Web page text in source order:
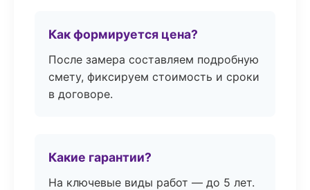
Как формируется цена?
После замера составляем подробную
смету, фиксируем стоимость и сроки
в договоре.
Какие гарантии?
На ключевые виды работ — до 5 лет.